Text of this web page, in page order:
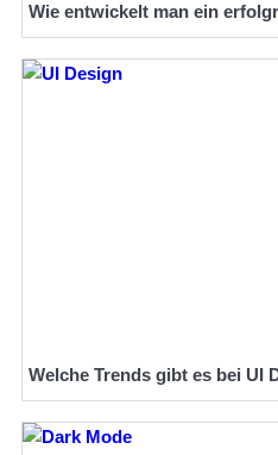
Wie entwickelt man ein
Welche Trends gibt es bei UI